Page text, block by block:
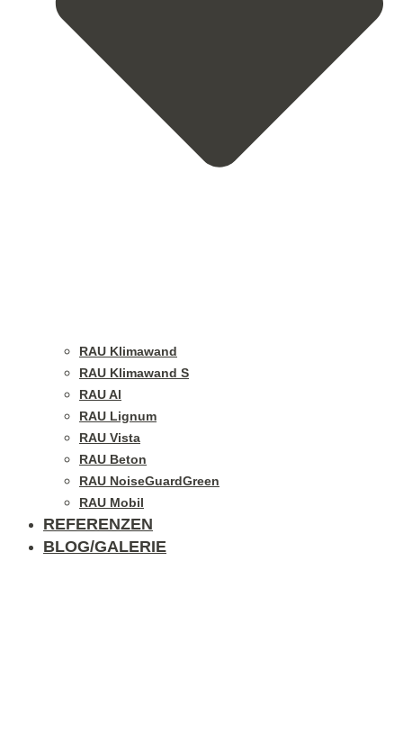
RAU Klimawand
RAU Klimawand S
RAU Al
RAU Lignum
RAU Vista
RAU Beton
RAU NoiseGuardGreen
RAU Mobil
REFERENZEN
BLOG/GALERIE